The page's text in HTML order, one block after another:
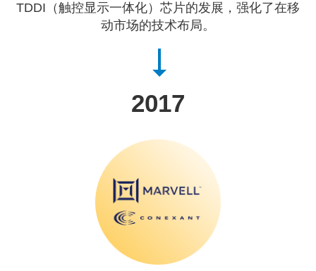
TDDI（触控显示一体化）芯片的发展，强化了在移
动市场的技术布局。
2017